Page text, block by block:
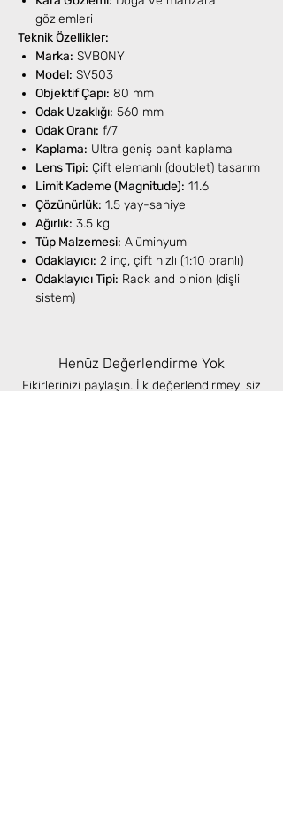
gözlemleri
Teknik Özellikler:
Marka: SVBONY
Model: SV503
Objektif Çapı: 80 mm
Odak Uzaklığı: 560 mm
Odak Oranı: f/7
Kaplama: Ultra geniş bant kaplama
Lens Tipi: Çift elemanlı (doublet) tasarım
Limit Kademe (Magnitude): 11.6
Çözünürlük: 1.5 yay-saniye
Ağırlık: 3.5 kg
Tüp Malzemesi: Alüminyum
Odaklayıcı: 2 inç, çift hızlı (1:10 oranlı)
Odaklayıcı Tipi: Rack and pinion (dişli
sistem)
Henüz Değerlendirme Yok
Fikirlerinizi paylaşın. İlk değerlendirmeyi siz